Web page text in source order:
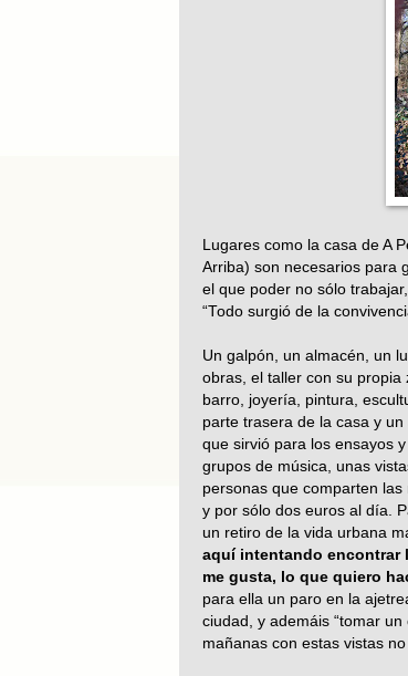
Lugares como la casa de A
Arriba) son necesarios para
el que poder no sólo
“Todo surgió de la
Un galpón, un almacén, un
obras, el taller con su propia
barro, joyería, pintura,
parte trasera de la casa y
que sirvió para los ensayos
grupos de música, unas
personas que comparten las
y por sólo dos euros al día.
un retiro de la vida urbana
aquí intentando encontrar
me gusta, lo que quiero
para ella un paro en la
ciudad, y ademáis “tomar un
mañanas con estas vistas no